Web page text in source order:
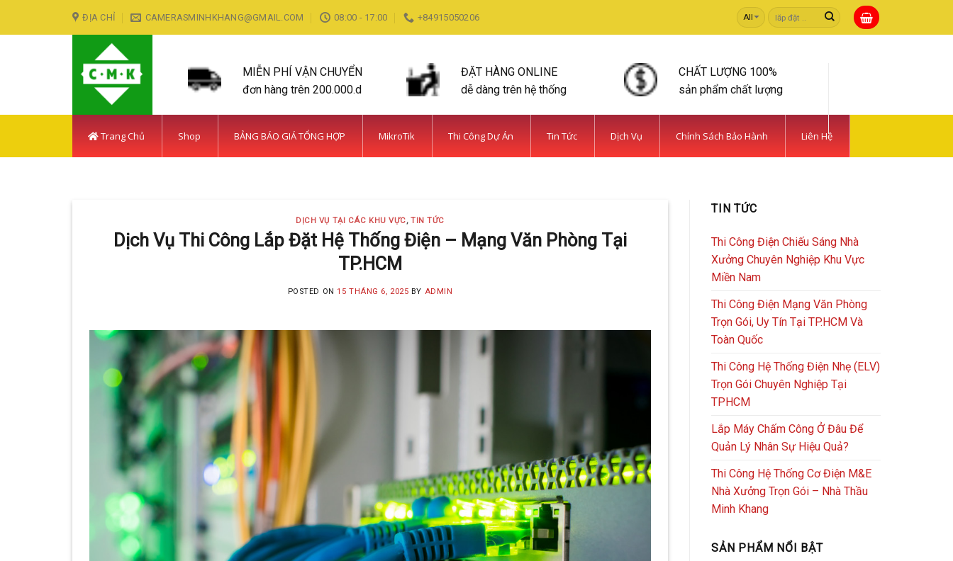
ĐỊA CHỈ CAMERASMINHKHANG@GMAIL.COM 08:00 - 17:00 +84915050206
Tìm
kiếm:
MIỄN PHÍ VẬN CHUYỂN
đơn hàng trên 200.000.d
ĐẶT HÀNG ONLINE
dễ dàng trên hệ thống
CHẤT LƯỢNG 100%
sản phẩm chất lượng
Trang Chủ Shop BẢNG BÁO GIÁ TỔNG HỢP MikroTik Thi Công Dự Án Tin Tức Dịch Vụ Chính Sách Bảo Hành Liên Hệ
DỊCH VỤ TẠI CÁC KHU VỰC TIN TỨC
LẮP ĐẶT CAMERA HUYỆN BÌNH CHÁNH SIÊU AN NINH VÀ SIÊU TIẾT KIỆM | CAMERA
Với hơn 5 năm kinh nghiệm, Camera Minh Khang là đơn vị hàng đầu trong [...]
DỊCH VỤ TẠI CÁC KHU VỰC,TIN TỨC
Dịch Vụ Thi Công Lắp Đặt Hệ Thống Điện – Mạng Văn Phòng Tại
TP.HCM
POSTED ON15 THÁNG 6, 2025 BY ADMIN
TIN TỨC
Thi Công Điện Chiếu Sáng Nhà
Xưởng Chuyên Nghiệp Khu Vực
Miền Nam
Thi Công Điện Mạng Văn Phòng
Trọn Gói, Uy Tín Tại TP.HCM Và
Toàn Quốc
Thi Công Hệ Thống Điện Nhẹ (ELV)
Trọn Gói Chuyên Nghiệp Tại
TPHCM
Lắp Máy Chấm Công Ở Đâu Để
Quản Lý Nhân Sự Hiệu Quả?
Thi Công Hệ Thống Cơ Điện M&E
Nhà Xưởng Trọn Gói – Nhà Thầu
Minh Khang
SẢN PHẨM NỔI BẬT